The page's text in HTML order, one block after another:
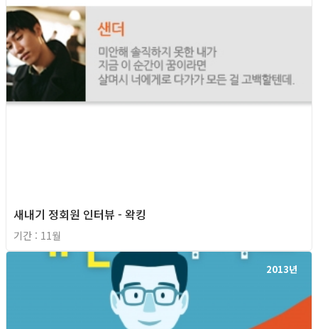
새내기 정회원 인터뷰 - 왁킹
기간 : 11월
2013년